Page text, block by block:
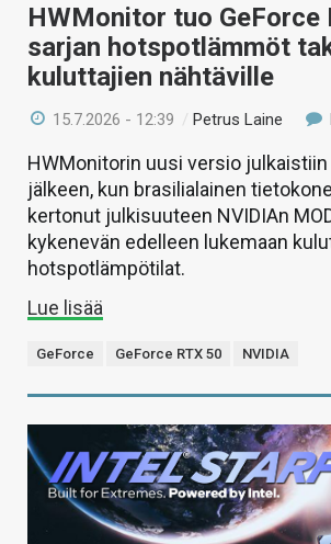
HWMonitor tuo GeForce
sarjan hotspotlämmöt
kuluttajien nähtäville
15.7.2026 - 12:39 /Petrus Laine
HWMonitorin uusi versio julkaistiin
jälkeen, kun brasilialainen
kertonut julkisuuteen NVIDIAn
kykenevän edelleen lukemaan
hotspotlämpötilat.
Lue lisää
GeForce GeForce RTX 50 NVIDIA